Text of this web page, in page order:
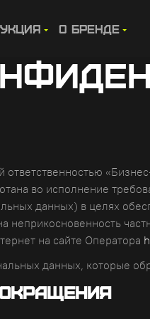
О бренде
ответственностью
во исполнение
данных) в целях
неприкосновенность
на сайте Оператора
данных, которые